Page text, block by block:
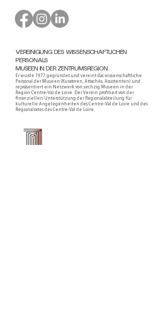
VEREINIGUNG DES WISSENSCHAFTLICHEN
PERSONALS
MUSEEN IN DER ZENTRUMSREGION
Er wurde 1977 gegründet und vereint das wissenschaftliche
Personal der Museen (Kuratoren, Attachés, Assistenten) und
repräsentiert ein Netzwerk von sechzig Museen in der
Region Centre-Val de Loire. Der Verein profitiert von der
finanziellen Unterstützung der Regionalabteilung für
kulturelle Angelegenheiten des Centre-Val de Loire und des
Regionalrates des Centre-Val de Loire.